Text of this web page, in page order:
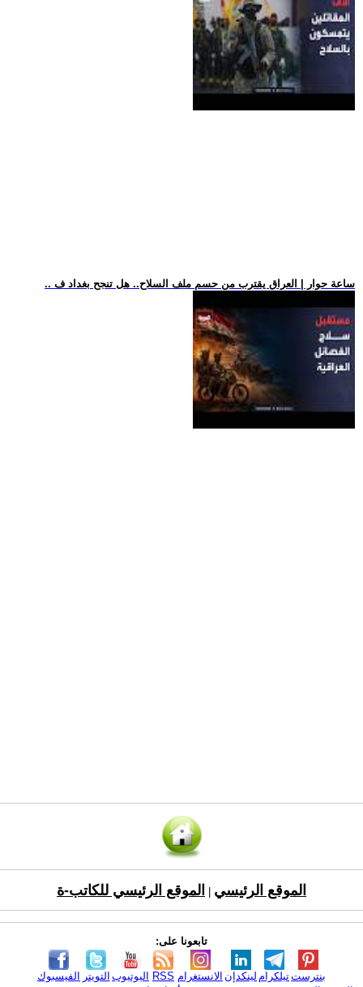
.. ساعة حوار | العراق يقترب من حسم ملف السلاح.. هل تنجح بغداد ف
الموقع الرئيسي الموقع الرئيسي للكاتب-ة
تابعونا على:
الفيسبوك التويتر اليوتيوب RSS الانستغرام لينكدإن تيلكرامبنترست